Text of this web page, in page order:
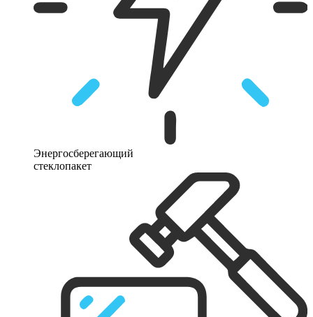
Энергосберегающий
стеклопакет